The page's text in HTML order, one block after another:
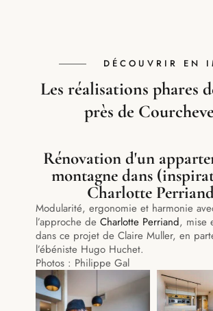
DÉCOUVRIR EN
Les réalisations phares
près de
Rénovation d'un
montagne dans
Charlotte
Modularité, ergonomie et harmonie
l’approche deCharlotte Perriand, mise
dans ce projet de Claire Muller, en
l’ébéniste Hugo Huchet.
Photos : Philippe Gal